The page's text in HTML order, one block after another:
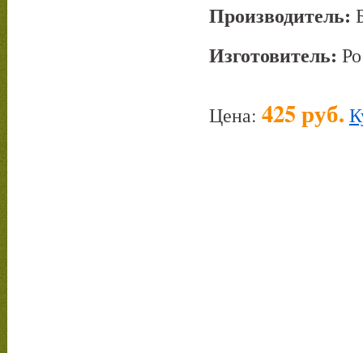
Производитель:
Изготовитель:
Цена: 425 руб.